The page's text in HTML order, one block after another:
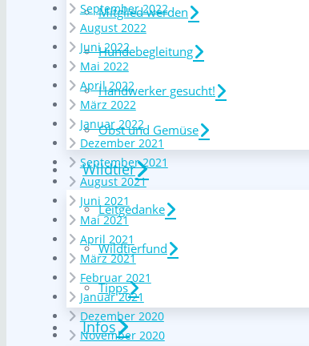
Mitglied werden
Hundebegleitung
Handwerker gesucht!
Obst und Gemüse
Wildtier
Leitgedanke
Wildtierfund
Tipps
Infos
September 2022
August 2022
Juni 2022
Mai 2022
April 2022
März 2022
Januar 2022
Dezember 2021
September 2021
August 2021
Juni 2021
Mai 2021
April 2021
März 2021
Februar 2021
Januar 2021
Dezember 2020
November 2020